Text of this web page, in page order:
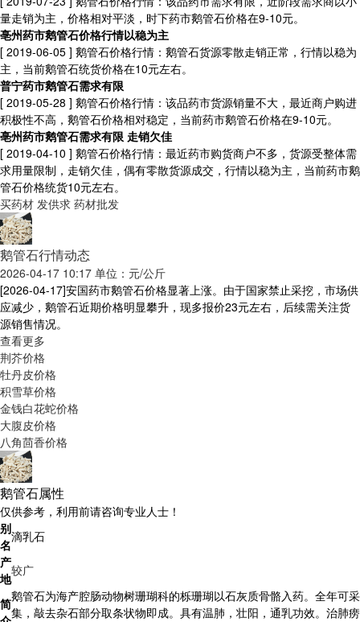
量走销为主，价格相对平淡，时下药市鹅管石价格在9-10元。
亳州药市鹅管石价格行情以稳为主
[ 2019-06-05 ] 鹅管石价格行情：鹅管石货源零散走销正常，行情以稳为
主，当前鹅管石统货价格在10元左右。
普宁药市鹅管石需求有限
[ 2019-05-28 ] 鹅管石价格行情：该品药市货源销量不大，最近商户购进
积极性不高，鹅管石价格相对稳定，当前药市鹅管石价格在9-10元。
亳州药市鹅管石需求有限 走销欠佳
[ 2019-04-10 ] 鹅管石价格行情：最近药市购货商户不多，货源受整体需
求用量限制，走销欠佳，偶有零散货源成交，行情以稳为主，当前药市鹅
管石价格统货10元左右。
买药材 发供求 药材批发
鹅管石行情动态
2026-04-17 10:17 单位：元/公斤
[2026-04-17]安国药市鹅管石价格显著上涨。由于国家禁止采挖，市场供
应减少，鹅管石近期价格明显攀升，现多报价23元左右，后续需关注货
源销售情况。
查看更多
荆芥价格
牡丹皮价格
积雪草价格
金钱白花蛇价格
大腹皮价格
八角茴香价格
鹅管石属性
仅供参考，利用前请咨询专业人士！
别
名
滴乳石
产
地
较广
简鹅管石为海产腔肠动物树珊瑚科的栎珊瑚以石灰质骨骼入药。全年可采
集，敲去杂石部分取条状物即成。具有温肺，壮阳，通乳功效。治肺痨